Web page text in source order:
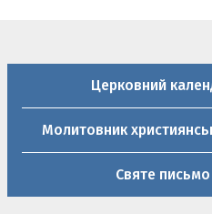
Святе письмо